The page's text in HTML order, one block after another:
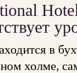
в
холме,